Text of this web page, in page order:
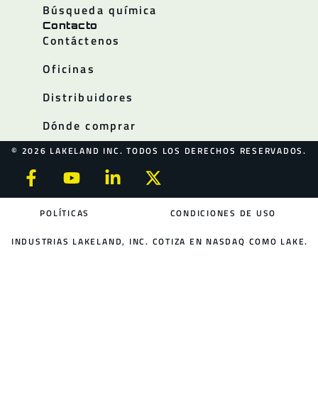
Búsqueda química
Contacto
Contáctenos
Oficinas
Distribuidores
Dónde comprar
© 2026 LAKELAND INC. TODOS LOS DERECHOS RESERVADOS.
POLÍTICAS CONDICIONES DE USO
INDUSTRIAS LAKELAND, INC. COTIZA EN NASDAQ COMO LAKE.